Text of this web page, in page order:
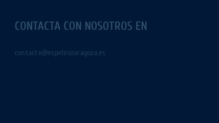
CONTACTA CON NOSOTROS EN
contacto@espeleozaragoza.es